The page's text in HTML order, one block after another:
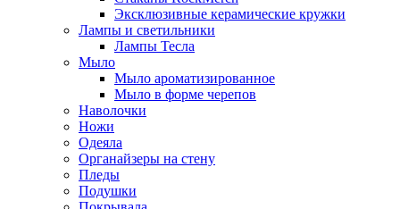
Эксклюзивные керамические кружки
Лампы и светильники
Лампы Тесла
Мыло
Мыло ароматизированное
Мыло в форме черепов
Наволочки
Ножи
Одеяла
Органайзеры на стену
Пледы
Подушки